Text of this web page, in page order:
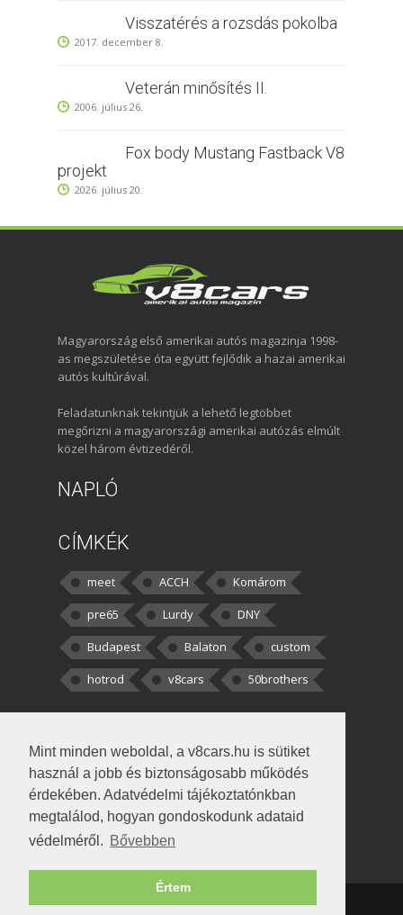
Mint minden weboldal, a v8cars.hu is sütiket
használ a jobb és biztonságosabb működés
érdekében. Adatvédelmi tájékoztatónkban
megtalálod, hogyan gondoskodunk adataid
védelméről. Bővebben
Értem
Visszatérés a rozsdás pokolba
2017. december 8.
Veterán minősítés II.
2006. július 26.
Fox body Mustang Fastback V8
projekt
2026. július 20.
Magyarország első amerikai autós magazinja 1998-
as megszületése óta együtt fejlődik a hazai amerikai
autós kultúrával.
Feladatunknak tekintjük a lehető legtöbbet
megőrizni a magyarországi amerikai autózás elmúlt
közel három évtizedéről.
NAPLÓ
CÍMKÉK
meet ACCH
Komárom
pre65
Lurdy
DNY
Budapest
Balaton
custom
hotrod
v8cars 50brothers
kortisz:Elszúrtam! Én csak két
darabbaal számoltam. Nem tudtam, hogy fél autót,
Béke:
!fasza Örültem is nagyon, amikor
Copyright © 1998-2026 v8cars.huT|Szerzői jogok